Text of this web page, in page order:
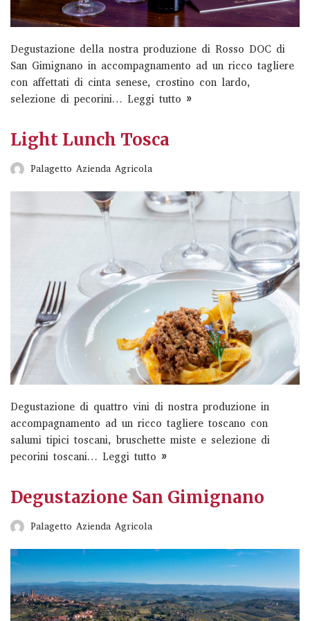
Degustazione della nostra produzione di Rosso DOC di
San Gimignano in accompagnamento ad un ricco tagliere
con affettati di cinta senese, crostino con lardo,
selezione di pecorini… Leggi tutto »
Light Lunch Tosca
Palagetto Azienda Agricola
Degustazione di quattro vini di nostra produzione in
accompagnamento ad un ricco tagliere toscano con
salumi tipici toscani, bruschette miste e selezione di
pecorini toscani… Leggi tutto »
Degustazione San Gimignano
Palagetto Azienda Agricola
Chianti Classico e Crete Senesi, nel cuore della Toscana,
Fèlsina sorge in una terra ricca di fascino…Read More
»
Degustazioni e visite guidate a Fèlsina Posizionata tra
Chianti Classico e Crete Senesi, nel cuore della Toscana,
Fèlsina sorge in una terra ricca di fascino…
Wine Lovers Experience
Incontra i produttori di Vino Nobile di Montepulciano
DOCG direttamente nelle loro aziende, parla con gli
esperti e scopri la storia e i segreti di…Read More »
Visita cantina e degustazione
Ferraris Agricola
Visita guidata della cantina Ferraris, potrete vedere tutti i
processi di vinificazione dall’arrivo delle uve
all’imbottigliamento. A seguire, in una sala apposita, una
Vino Nobile Wine Tour
valdichiana living
Vino e Ceramica
Tinazzi